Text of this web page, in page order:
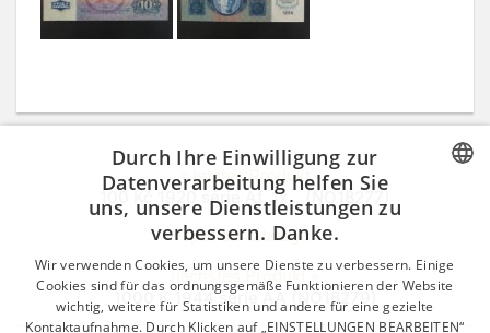
« letztes Produkt
100 Kč 1920 série Af, 1x... (NO18277)
zpět do katalogu
nächstes Produkt »
1000 K 1944 série AA (NO18279)
ENGLISH
Durch Ihre Einwilligung zur
Datenverarbeitung helfen Sie
uns, unsere Dienstleistungen zu
verbessern. Danke.
Wir verwenden Cookies, um unsere Dienste zu verbessern. Einige
Cookies sind für das ordnungsgemäße Funktionieren der Website
wichtig, weitere für Statistiken und andere für eine gezielte
Kontaktaufnahme. Durch Klicken auf „EINSTELLUNGEN BEARBEITEN“